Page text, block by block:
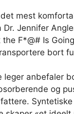
mest
Jennifer
F*@# Is
bort
leger anbefaler
og